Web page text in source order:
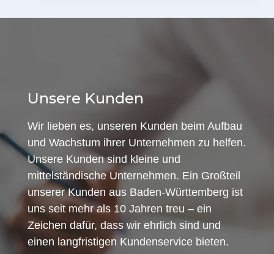
Unsere Kunden
Wir lieben es, unseren Kunden beim Aufbau
und Wachstum ihrer Unternehmen zu helfen.
Unsere Kunden sind kleine und
mittelständische Unternehmen. Ein Großteil
unserer Kunden aus Baden-Württemberg ist
uns seit mehr als 10 Jahren treu – ein
Zeichen dafür, dass wir ehrlich sind und
einen langfristigen Kundenservice bieten.